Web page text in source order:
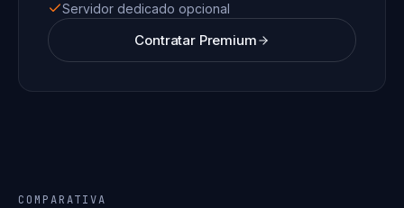
Servidor dedicado opcional
Contratar Premium
COMPARATIVA